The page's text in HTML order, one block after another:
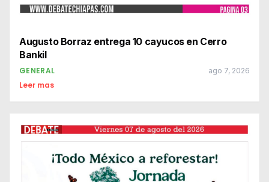
Augusto Borraz entrega 10 cayucos en Cerro
Bankil
GENERAL ago 7, 2026
Leer mas